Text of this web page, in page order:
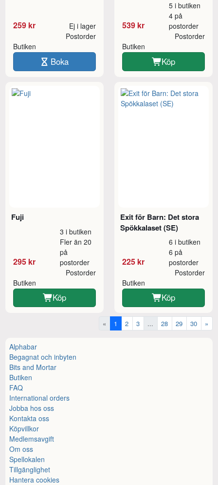
259 kr Ej i lager
Butiken
Postorder
Boka
539 kr
5 i butiken
4 på
postorder
Butiken
Postorder
Köp
Fuji
295 kr
3 i butiken
Fler än 20
på
postorder
Butiken
Postorder
Köp
Exit för Barn: Det stora
Spökkalaset (SE)
225 kr
6 i butiken
6 på
postorder
Butiken
Postorder
Köp
« 1 2 3 ... 28 29 30 »
Alphabar
Begagnat och inbyten
Bits and Mortar
Butiken
FAQ
International orders
Jobba hos oss
Kontakta oss
Köpvillkor
Medlemsavgift
Om oss
Spellokalen
Tillgänglighet
Hantera cookies